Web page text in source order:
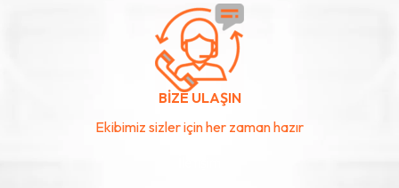
BİZE ULAŞIN
Ekibimiz sizler için her zaman hazır